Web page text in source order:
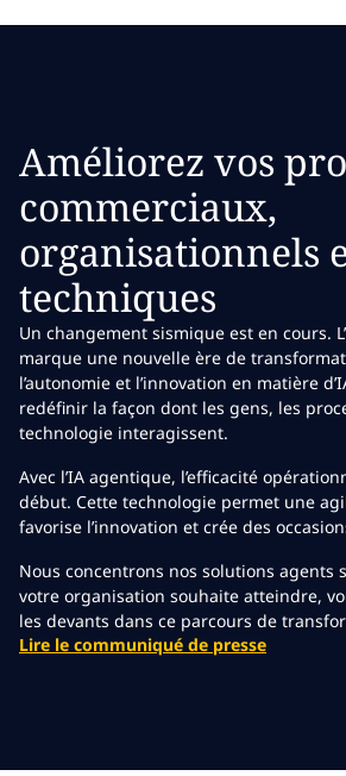
Améliorez vos
commerciaux,
organisationnels
techniques
Un changement sismique est en cours.
marque une nouvelle ère de
l’autonomie et l’innovation en matière
redéfinir la façon dont les gens, les
technologie interagissent.
Avec l’IA agentique, l’efficacité
début. Cette technologie permet une
favorise l’innovation et crée des
Nous concentrons nos solutions agents
votre organisation souhaite atteindre,
les devants dans ce parcours de
Lire le communiqué de presse